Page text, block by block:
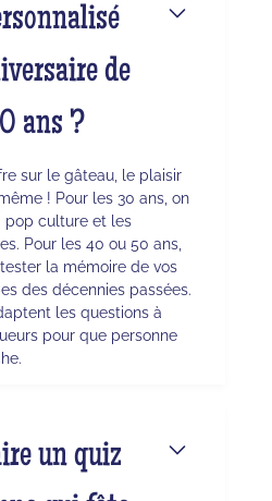
de
ans ?
sur le gâteau, le plaisir
! Pour les 30 ans, on
pop culture et les
Pour les 40 ou 50 ans,
la mémoire de vos
des décennies passées.
les questions à
pour que personne
un quiz